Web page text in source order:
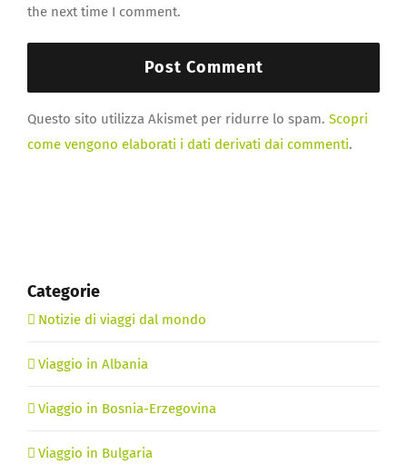
the next time I comment.
Questo sito utilizza Akismet per ridurre lo spam. Scopri
come vengono elaborati i dati derivati dai commenti.
Categorie
Notizie di viaggi dal mondo
Viaggio in Albania
Viaggio in Bosnia-Erzegovina
Viaggio in Bulgaria